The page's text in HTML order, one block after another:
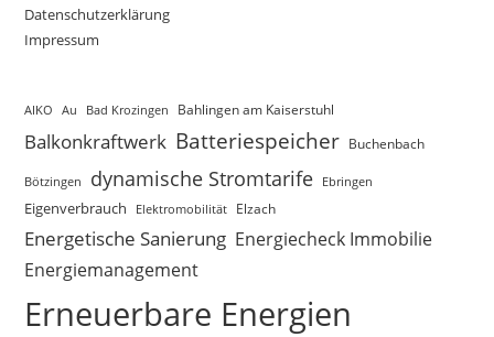
Datenschutzerklärung
Impressum
AIKO Au Bad Krozingen Bahlingen am Kaiserstuhl
Balkonkraftwerk Batteriespeicher Buchenbach
Bötzingen dynamische Stromtarife Ebringen
Eigenverbrauch Elektromobilität Elzach
Energetische Sanierung Energiecheck Immobilie
Energiemanagement
Erneuerbare Energien